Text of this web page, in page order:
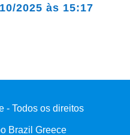
2025 às 15:17
- Todos os direitos
Brazil Greece